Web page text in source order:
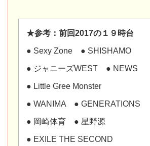
★参考：前回2017の１９時台
● Sexy Zone ● SHISHAMO
● ジャニーズWEST ● NEWS
● Little Gree Monster
● WANIMA ● GENERATIONS
● 岡崎体育 ● 星野源
● EXILE THE SECOND